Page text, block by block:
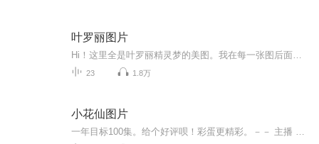
叶罗丽图片
23 1.8万
小花仙图片